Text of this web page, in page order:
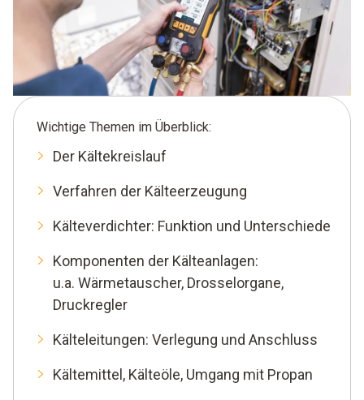
Wichtige Themen im Überblick:
Der Kältekreislauf
Verfahren der Kälteerzeugung
Kälteverdichter: Funktion und Unterschiede
Komponenten der Kälteanlagen:
u.a. Wärmetauscher, Drosselorgane,
Druckregler
Kälteleitungen: Verlegung und Anschluss
Kältemittel, Kälteöle, Umgang mit Propan